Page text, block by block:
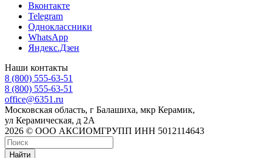
Вконтакте
Telegram
Одноклассники
WhatsApp
Яндекс.Дзен
Наши контакты
8 (800) 555-63-51
8 (800) 555-63-51
office@6351.ru
Московская область, г Балашиха, мкр Керамик,
ул Керамическая, д 2А
2026 © ООО АКСИОМГРУПП ИНН 5012114643
Найти